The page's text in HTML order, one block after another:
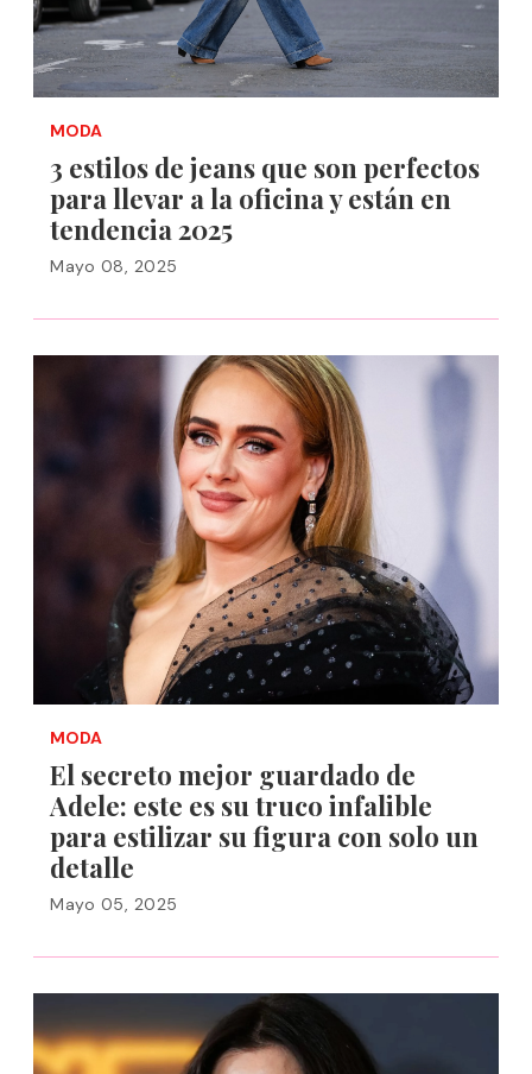
MODA
3 estilos de jeans que son perfectos
para llevar a la oficina y están en
tendencia 2025
Mayo 08, 2025
MODA
El secreto mejor guardado de
Adele: este es su truco infalible
para estilizar su figura con solo un
detalle
Mayo 05, 2025